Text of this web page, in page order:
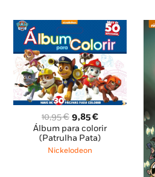
10,95€ O
preço
original
era:
9,85€O
preço
atual
Álbum para colorir
(Patrulha Pata)
Nickelodeon